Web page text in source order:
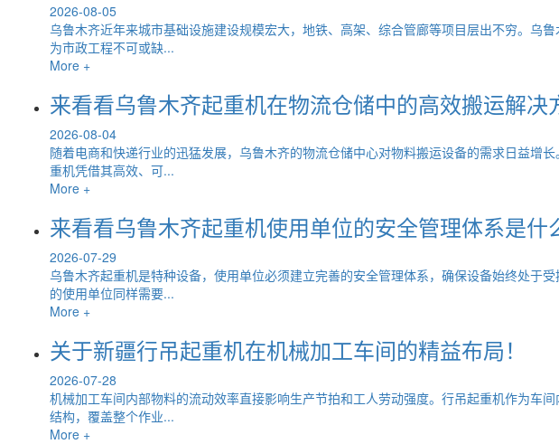
2026-08-05
乌鲁木齐近年来城市基础设施建设规模宏大，地铁、高架、综合管廊等项目层出不穷。乌
为市政工程不可或缺...
More +
来看看乌鲁木齐起重机在物流仓储中的高效搬运解决
2026-08-04
随着电商和快递行业的迅猛发展，乌鲁木齐的物流仓储中心对物料搬运设备的需求日益增
重机凭借其高效、可...
More +
来看看乌鲁木齐起重机使用单位的安全管理体系是什
2026-07-29
乌鲁木齐起重机是特种设备，使用单位必须建立完善的安全管理体系，确保设备始终处于
的使用单位同样需要...
More +
关于新疆行吊起重机在机械加工车间的精益布局！
2026-07-28
机械加工车间内部物料的流动效率直接影响生产节拍和工人劳动强度。行吊起重机作为车
结构，覆盖整个作业...
More +